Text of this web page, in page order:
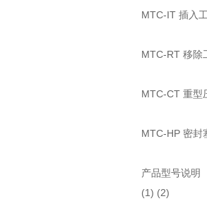
MTC-IT 插入
MTC-RT 移除
MTC-CT 重型
MTC-HP 密封
产品型号说明
(1) (2)